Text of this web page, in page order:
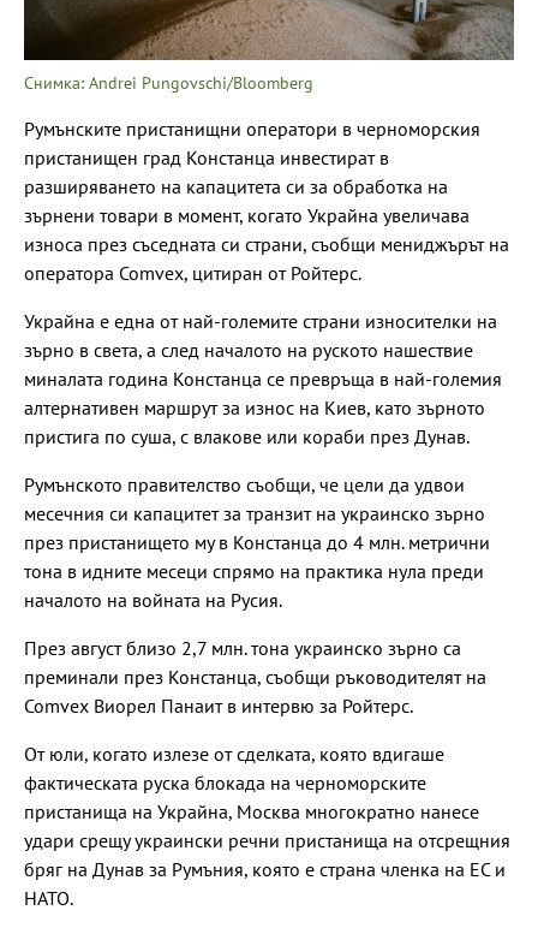
Снимка: Andrei Pungovschi/Bloomberg
Румънските пристанищни оператори в черноморския
пристанищен град Констанца инвестират в
разширяването на капацитета си за обработка на
зърнени товари в момент, когато Украйна увеличава
износа през съседната си страни, съобщи мениджърът на
оператора Comvex, цитиран от Ройтерс.
Украйна е една от най-големите страни износителки на
зърно в света, а след началото на руското нашествие
миналата година Констанца се превръща в най-големия
алтернативен маршрут за износ на Киев, като зърното
пристига по суша, с влакове или кораби през Дунав.
Румънското правителство съобщи, че цели да удвои
месечния си капацитет за транзит на украинско зърно
през пристанището му в Констанца до 4 млн. метрични
тона в идните месеци спрямо на практика нула преди
началото на войната на Русия.
През август близо 2,7 млн. тона украинско зърно са
преминали през Констанца, съобщи ръководителят на
Comvex Виорел Панаит в интервю за Ройтерс.
От юли, когато излезе от сделката, която вдигаше
фактическата руска блокада на черноморските
пристанища на Украйна, Москва многократно нанесе
удари срещу украински речни пристанища на отсрещния
бряг на Дунав за Румъния, която е страна членка на ЕС и
НАТО.